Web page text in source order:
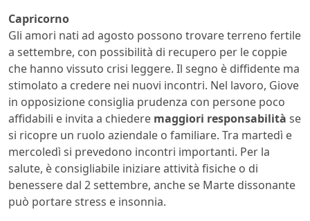
Capricorno
Gli amori nati ad agosto possono trovare terreno fertile
a settembre, con possibilità di recupero per le coppie
che hanno vissuto crisi leggere. Il segno è diffidente ma
stimolato a credere nei nuovi incontri. Nel lavoro, Giove
in opposizione consiglia prudenza con persone poco
affidabili e invita a chiedere maggiori responsabilità se
si ricopre un ruolo aziendale o familiare. Tra martedì e
mercoledì si prevedono incontri importanti. Per la
salute, è consigliabile iniziare attività fisiche o di
benessere dal 2 settembre, anche se Marte dissonante
può portare stress e insonnia.